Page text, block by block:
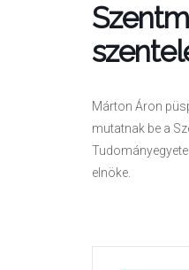
Márton Áron
mutatnak be a
elnöke.